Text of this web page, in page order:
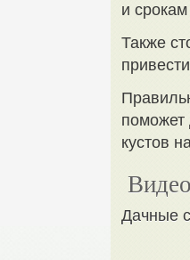
и
Также
поможет
кустов
Дачные